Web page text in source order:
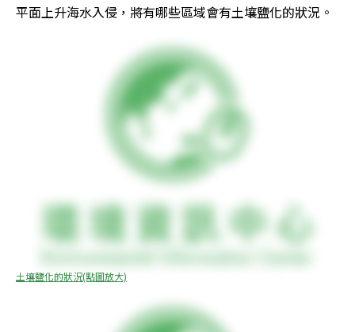
平面上升海水入侵，將有哪些區域會有土壤鹽化的狀況。
土壤鹽化的狀況(點圖放大)